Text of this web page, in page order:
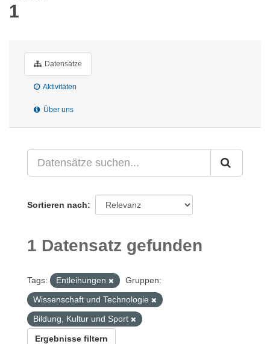
1
Datensätze
Aktivitäten
Über uns
Sortieren nach
1 Datensatz gefunden
Tags: Entleihungen
Gruppen:
Wissenschaft und Technologie
Bildung, Kultur und Sport
Ergebnisse filtern